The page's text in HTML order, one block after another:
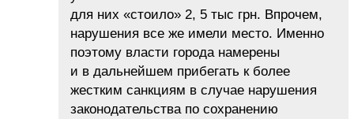
для них «стоило» 2, 5 тыс грн. Впрочем,
нарушения все же имели место. Именно
поэтому власти города намерены
и в дальнейшем прибегать к более
жестким санкциям в случае нарушения
законодательства по сохранению